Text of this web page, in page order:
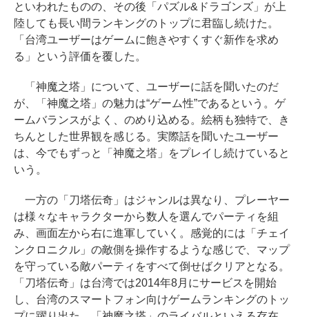
といわれたものの、その後「パズル&ドラゴンズ」が上
陸しても長い間ランキングのトップに君臨し続けた。
「台湾ユーザーはゲームに飽きやすくすぐ新作を求め
る」という評価を覆した。
「神魔之塔」について、ユーザーに話を聞いたのだ
が、「神魔之塔」の魅力は“ゲーム性”であるという。ゲ
ームバランスがよく、のめり込める。絵柄も独特で、き
ちんとした世界観を感じる。実際話を聞いたユーザー
は、今でもずっと「神魔之塔」をプレイし続けていると
いう。
一方の「刀塔伝奇」はジャンルは異なり、プレーヤー
は様々なキャラクターから数人を選んでパーティを組
み、画面左から右に進軍していく。感覚的には「チェイ
ンクロニクル」の敵側を操作するような感じで、マップ
を守っている敵パーティをすべて倒せばクリアとなる。
「刀塔伝奇」は台湾では2014年8月にサービスを開始
し、台湾のスマートフォン向けゲームランキングのトッ